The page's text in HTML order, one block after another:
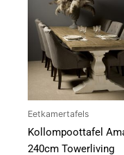
Eetkamertafels
Kollompoottafel
240cm Towerliving